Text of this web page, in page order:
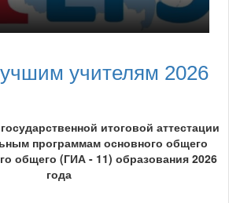
учителям 2026
государственной итоговой аттестации
программам основного общего
общего (ГИА - 11) образования 2026
года